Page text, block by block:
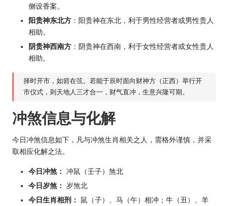
侧设香案。
阳贵神东北方 ：阳贵神在东北，利于男性经营者或男性贵人
相助。
阴贵神西南方 ：阴贵神在西南，利于女性经营者或女性贵人
相助。
择时开市，如箭在弦。若能于辰时面向财神方（正西）举行开
市仪式，则天地人三才合一，财气直冲，生意兴隆可期。
冲煞信息与化解
今日冲煞信息如下，凡与冲煞生肖相关之人，需格外谨慎，并采
取相应化解之法。
今日冲煞： 冲鼠（壬子）煞北
今日岁煞： 岁煞北
今日生肖相刑：
鼠（子）、马（午）相冲；牛（丑）、羊